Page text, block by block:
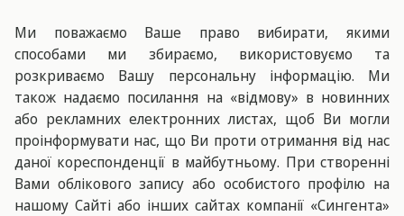
Ми поважаємо Ваше право вибирати, якими
способами ми збираємо, використовуємо та
розкриваємо Вашу персональну інформацію. Ми
також надаємо посилання на «відмову» в новинних
або рекламних електронних листах, щоб Ви могли
проінформувати нас, що Ви проти отримання від нас
даної кореспонденції в майбутньому. При створенні
Вами облікового запису або особистого профілю на
нашому Сайті або інших сайтах компанії «Сингента»